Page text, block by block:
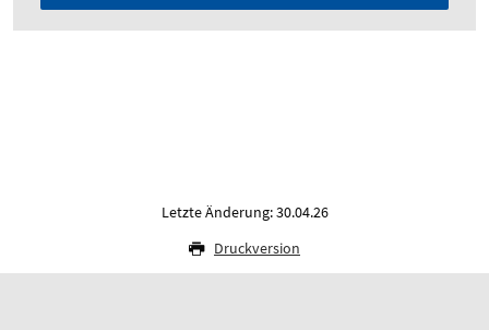
Letzte Änderung: 30.04.26
Druckversion